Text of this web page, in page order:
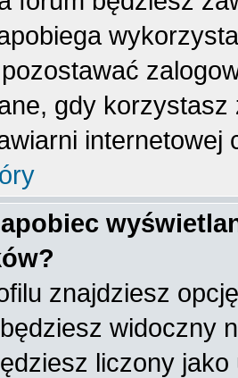
gdy
internetowej
znajdziesz
będziesz widoczny
liczony